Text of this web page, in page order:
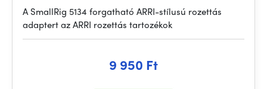
A SmallRig 5134 forgatható ARRI-stílusú rozettás
adaptert az ARRI rozettás tartozékok
9 950 Ft